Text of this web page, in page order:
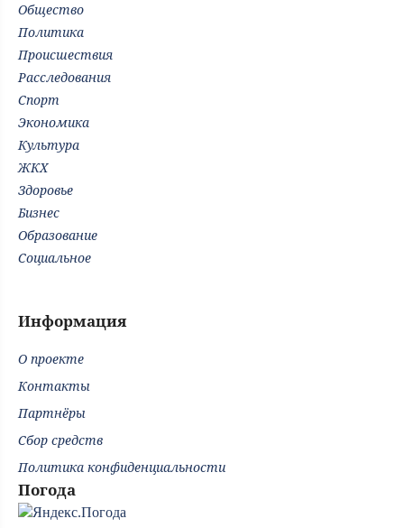
Общество
Политика
Происшествия
Расследования
Спорт
Экономика
Культура
ЖКХ
Здоровье
Бизнес
Образование
Социальное
Информация
О проекте
Контакты
Партнёры
Сбор средств
Политика конфиденциальности
Погода